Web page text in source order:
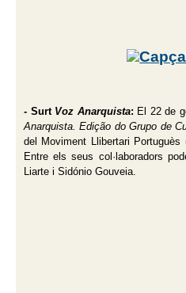
- Surt Voz Anarquista: El 22 de
Anarquista. Edição do Grupo de
del Moviment Llibertari
Entre els seus col·laboradors
Liarte i Sidónio Gouveia.